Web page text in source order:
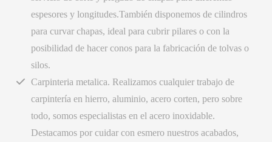
espesores y longitudes.También disponemos de cilindros
para curvar chapas, ideal para cubrir pilares o con la
posibilidad de hacer conos para la fabricación de tolvas o
silos.
Carpinteria metalica. Realizamos cualquier trabajo de
carpintería en hierro, aluminio, acero corten, pero sobre
todo, somos especialistas en el acero inoxidable.
Destacamos por cuidar con esmero nuestros acabados,